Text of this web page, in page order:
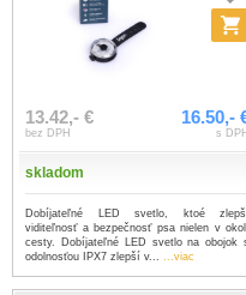
13.42,- €
bez DPH
16.50,-
s DPH
skladom
Dobíjateľné LED svetlo, ktoé
viditeľnosť a bezpečnosť psa nielen v
cesty. Dobíjateľné LED svetlo na obojok
odolnosťou IPX7 zlepší v... ...viac